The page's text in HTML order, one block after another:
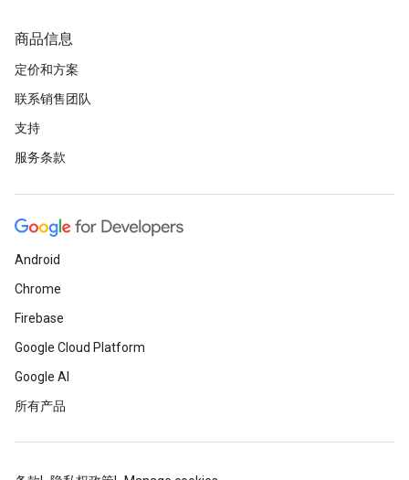
商品信息
定价和方案
联系销售团队
支持
服务条款
Android
Chrome
Firebase
Google Cloud Platform
Google AI
所有产品